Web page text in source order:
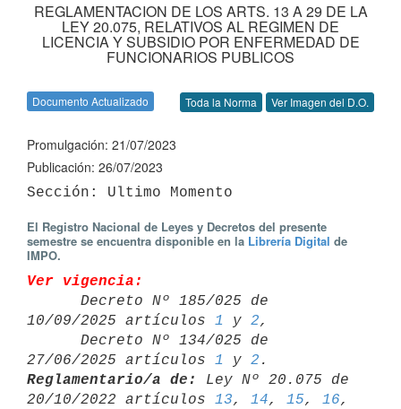
REGLAMENTACION DE LOS ARTS. 13 A 29 DE LA
LEY 20.075, RELATIVOS AL REGIMEN DE
LICENCIA Y SUBSIDIO POR ENFERMEDAD DE
FUNCIONARIOS PUBLICOS
Documento Actualizado Toda la Norma Ver Imagen del D.O.
Promulgación: 21/07/2023
Publicación: 26/07/2023
El Registro Nacional de Leyes y Decretos del presente
semestre se encuentra disponible en la Librería Digital de
IMPO.
Ver vigencia:
10/09/2025 artículos 1 y 2,
27/06/2025 artículos 1 y 2
Reglamentario/a de:
Ley Nº 20.075 de
20/10/2022 artículos 13, 14, 15, 16